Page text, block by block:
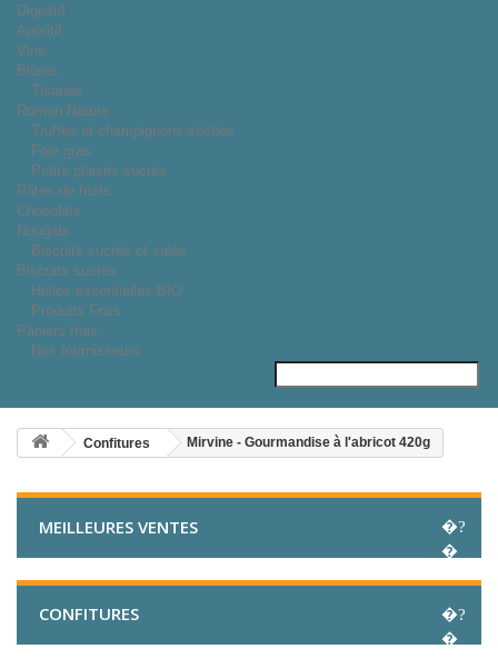
Digestif
Apéritif
Vins
Bières
Tisanes
Romon Nature
Truffes et champignons séchés
Foie gras
Petits plaisirs sucrés
Pâtes de fruits
Chocolats
Nougats
Biscuits sucrés et salés
Biscuits sucrés
Huiles essentielles BIO
Produits Frais
Paniers frais
Nos fournisseurs
Confitures Mirvine - Gourmandise à l'abricot 420g
MEILLEURES VENTES
CONFITURES